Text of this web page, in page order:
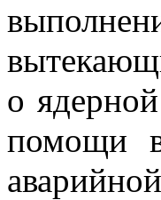
о
помощи